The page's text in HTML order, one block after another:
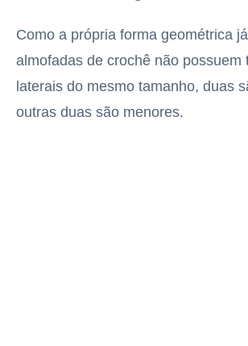
Como a própria forma geométrica
almofadas de crochê não possuem
laterais do mesmo tamanho, duas
outras duas são menores.